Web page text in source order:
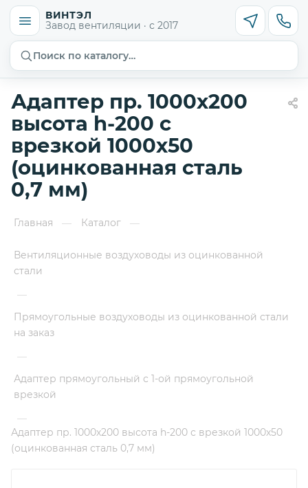
ВИНТЭЛ
Завод вентиляции · с 2017
Поиск по каталогу…
Адаптер пр. 1000х200
высота h-200 с
врезкой 1000х50
(оцинкованная сталь
0,7 мм)
Главная — Каталог —
Вентиляционные воздуховоды из оцинкованной
стали
—
Прямоугольные воздуховоды из оцинкованной стали
на заказ
—
Адаптер прямоугольный с 1-ой прямоугольной
врезкой
—
Адаптер пр. 1000х200 высота h-200 с врезкой 1000х50
(оцинкованная сталь 0,7 мм)